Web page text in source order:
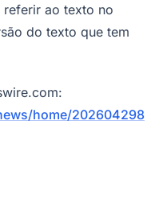
ao texto no
do texto que tem
home/202604298